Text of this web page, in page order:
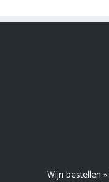
Wijn bestellen »